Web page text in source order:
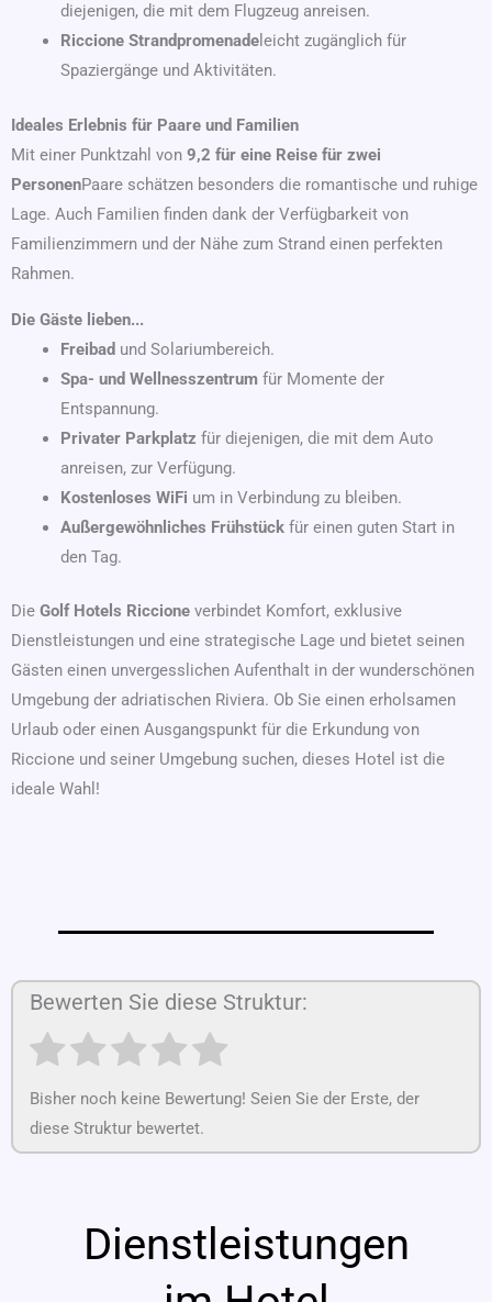
diejenigen, die mit dem Flugzeug anreisen.
Riccione Strandpromenade leicht zugänglich für
Spaziergänge und Aktivitäten.
Ideales Erlebnis für Paare und Familien
Mit einer Punktzahl von 9,2 für eine Reise für zwei
PersonenPaare schätzen besonders die romantische und ruhige
Lage. Auch Familien finden dank der Verfügbarkeit von
Familienzimmern und der Nähe zum Strand einen perfekten
Rahmen.
Die Gäste lieben...
Freibad und Solariumbereich.
Spa- und Wellnesszentrum für Momente der
Entspannung.
Privater Parkplatz für diejenigen, die mit dem Auto
anreisen, zur Verfügung.
Kostenloses WiFi um in Verbindung zu bleiben.
Außergewöhnliches Frühstück für einen guten Start in
den Tag.
Die Golf Hotels Riccione verbindet Komfort, exklusive
Dienstleistungen und eine strategische Lage und bietet seinen
Gästen einen unvergesslichen Aufenthalt in der wunderschönen
Umgebung der adriatischen Riviera. Ob Sie einen erholsamen
Urlaub oder einen Ausgangspunkt für die Erkundung von
Riccione und seiner Umgebung suchen, dieses Hotel ist die
ideale Wahl!
Bewerten Sie diese Struktur:
Bisher noch keine Bewertung! Seien Sie der Erste, der
diese Struktur bewertet.
Dienstleistungen